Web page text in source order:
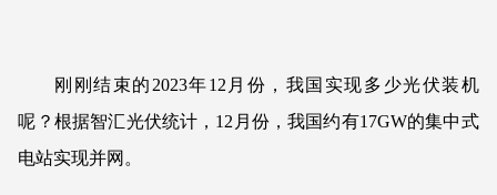
刚刚结束的2023年12月份，我国实现多少光伏装机
呢？根据智汇光伏统计，12月份，我国约有17GW的集中式
电站实现并网。